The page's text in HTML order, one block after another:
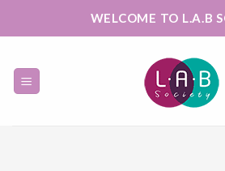
WELCOME TO L.A.B